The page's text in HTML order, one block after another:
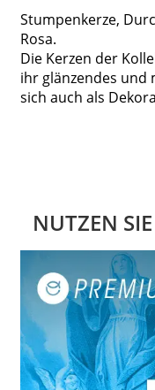
Stumpenkerze,
Rosa.
Die Kerzen der
ihr glänzendes und
sich auch als
NUTZEN